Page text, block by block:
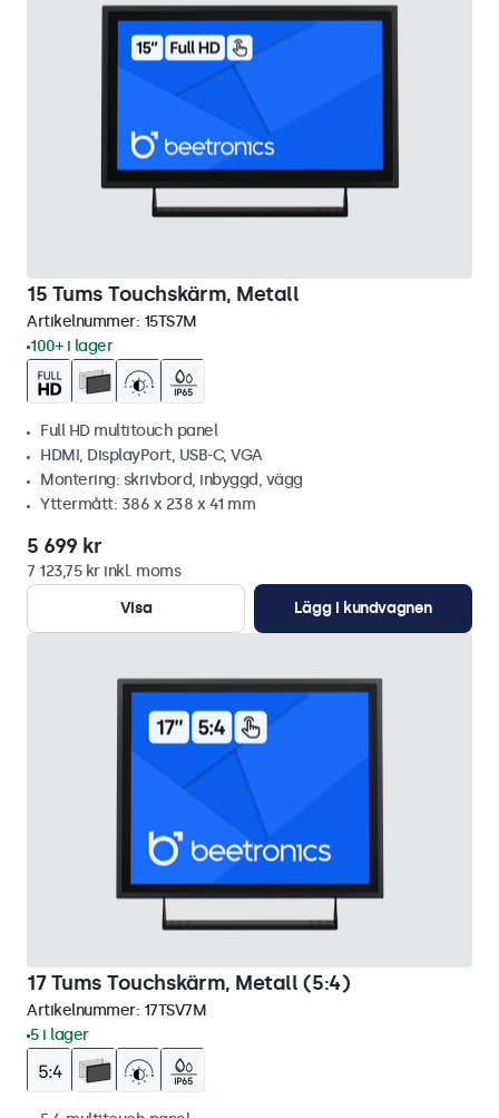
15 Tums Touchskärm, Metall
Artikelnummer: 15TS7M
100+ i lager
Full HD multitouch panel
HDMI, DisplayPort, USB-C, VGA
Montering: skrivbord, inbyggd, vägg
Yttermått: 386 x 238 x 41 mm
5 699 kr
7 123,75 kr inkl. moms
Visa
Lägg i kundvagnen
17 Tums Touchskärm, Metall (5:4)
Artikelnummer: 17TSV7M
5 i lager